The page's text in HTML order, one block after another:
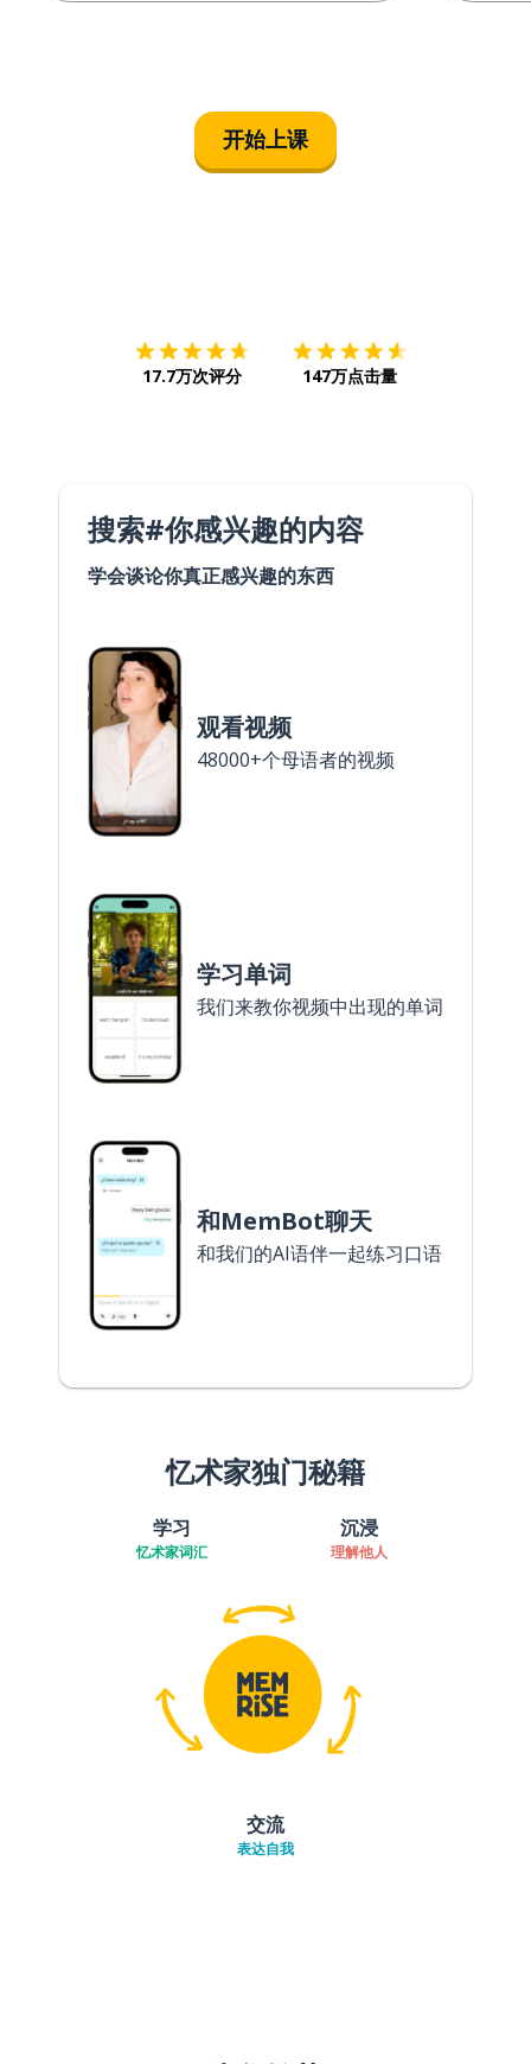
开始上课
17.7万次评分 147万点击量
搜索#你感兴趣的内容
学会谈论你真正感兴趣的东西
观看视频
48000+个母语者的视频
学习单词
我们来教你视频中出现的单词
和MemBot聊天
和我们的AI语伴一起练习口语
忆术家独门秘籍
学习
忆术家词汇
沉浸
理解他人
交流
表达自我